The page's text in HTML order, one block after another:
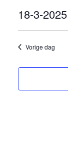
18
maart
2025
18-3-2025
datum.
Vorige dag